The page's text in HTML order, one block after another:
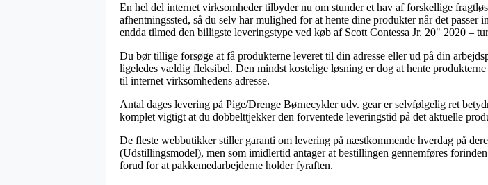
En hel del internet virksomheder tilbyder nu om stunder et hav af forskellige
afhentningssted, så du selv har mulighed for at hente dine produkter når det
endda tilmed den billigste leveringstype ved køb af Scott Contessa Jr. 20" 2020 –
Du bør tillige forsøge at få produkterne leveret til din adresse eller ud på din
ligeledes vældig fleksibel. Den mindst kostelige løsning er dog at hente
til internet virksomhedens adresse.
Antal dages levering på Pige/Drenge Børnecykler udv. gear er selvfølgelig ret
komplet vigtigt at du dobbelttjekker den forventede leveringstid på det aktuelle
De fleste webbutikker stiller garanti om levering på næstkommende hverdag på
(Udstillingsmodel), men som imidlertid antager at bestillingen gennemføres
forud for at pakkemedarbejderne holder fyraften.